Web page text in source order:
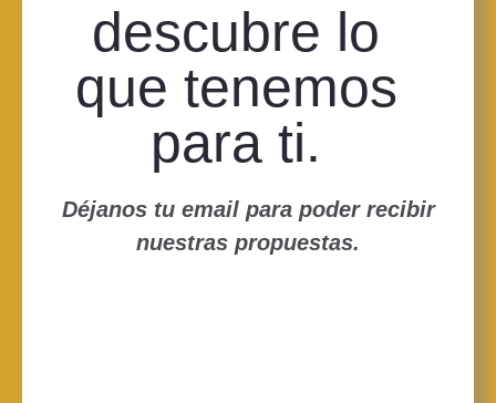
descubre lo
que tenemos
para ti.
Déjanos tu email para poder recibir
nuestras propuestas.